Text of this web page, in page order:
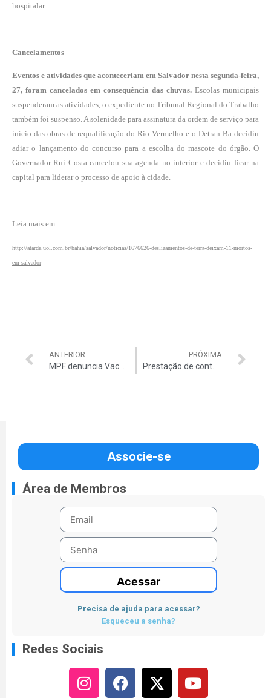
hospitalar.
Cancelamentos
Eventos e atividades que aconteceriam em Salvador nesta segunda-feira,
27, foram cancelados em consequência das chuvas. Escolas municipais
suspenderam as atividades, o expediente no Tribunal Regional do Trabalho
também foi suspenso. A solenidade para assinatura da ordem de serviço para
início das obras de requalificação do Rio Vermelho e o Detran-Ba decidiu
adiar o lançamento do concurso para a escolha do mascote do órgão. O
Governador Rui Costa cancelou sua agenda no interior e decidiu ficar na
capital para liderar o processo de apoio à cidade.
Leia mais em:
http://atarde.uol.com.br/bahia/salvador/noticias/1676626-deslizamentos-de-terra-deixam-11-mortos-
em-salvador
ANTERIOR PRÓXIMA
Prestação de contas aprovada
Associe-se
Área de Membros
Acessar
Precisa de ajuda para acessar?
Esqueceu a senha?
Redes Sociais